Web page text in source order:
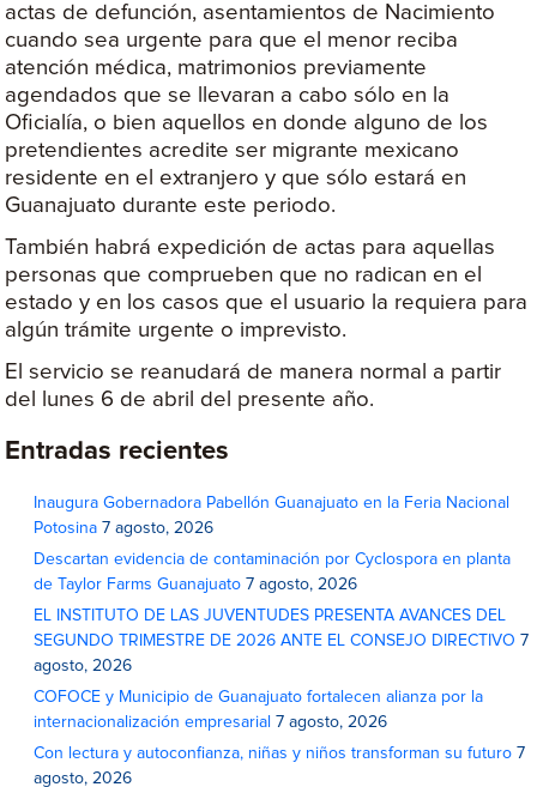
actas de defunción, asentamientos de Nacimiento
cuando sea urgente para que el menor reciba
atención médica, matrimonios previamente
agendados que se llevaran a cabo sólo en la
Oficialía, o bien aquellos en donde alguno de los
pretendientes acredite ser migrante mexicano
residente en el extranjero y que sólo estará en
Guanajuato durante este periodo.
También habrá expedición de actas para aquellas
personas que comprueben que no radican en el
estado y en los casos que el usuario la requiera para
algún trámite urgente o imprevisto.
El servicio se reanudará de manera normal a partir
del lunes 6 de abril del presente año.
Entradas recientes
Inaugura Gobernadora Pabellón Guanajuato en la Feria Nacional
Potosina 7 agosto, 2026
Descartan evidencia de contaminación por Cyclospora en planta
de Taylor Farms Guanajuato 7 agosto, 2026
EL INSTITUTO DE LAS JUVENTUDES PRESENTA AVANCES DEL
SEGUNDO TRIMESTRE DE 2026 ANTE EL CONSEJO DIRECTIVO 7
agosto, 2026
COFOCE y Municipio de Guanajuato fortalecen alianza por la
internacionalización empresarial 7 agosto, 2026
Con lectura y autoconfianza, niñas y niños transforman su futuro 7
agosto, 2026